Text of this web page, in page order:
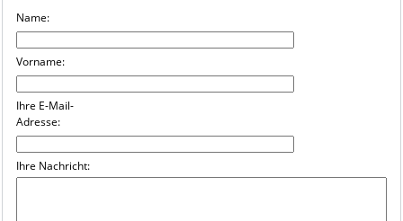
SUCHE A-Z
Name:
Vorname:
Ihre E-Mail-
Adresse:
Ihre Nachricht: